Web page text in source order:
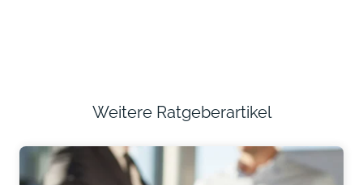
Weitere Ratgeberartikel